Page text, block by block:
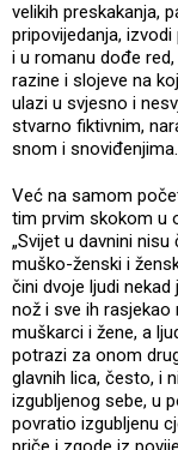
velikih preskakanja,
pripovijedanja,
i u romanu dođe
razine i slojeve na
ulazi u svjesno i
stvarno fiktivnim,
snom i snoviđenjima.
Već na samom
tim prvim skokom u
„Svijet u davnini
muško-ženski i
čini dvoje ljudi
nož i sve ih rasjekao
muškarci i žene, a
potrazi za onom
glavnih lica, često, i
izgubljenog sebe, u
povratio izgubljenu